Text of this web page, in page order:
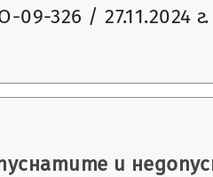
09-326 / 27.11.2024
и